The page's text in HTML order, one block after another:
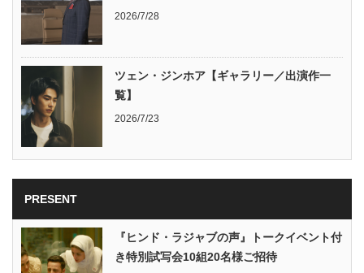
2026/7/28
ツェン・ジンホア【ギャラリー／出演作一
覧】
2026/7/23
PRESENT
『ヒンド・ラジャブの声』トークイベント付
き特別試写会10組20名様ご招待